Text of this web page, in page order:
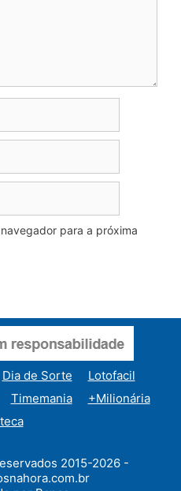
para a próxima
Dia de Sorte
Lotofacil
Timemania
+Milionária
2015-2026 -